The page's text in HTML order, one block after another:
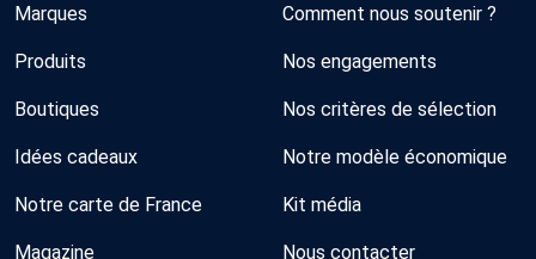
Marques
Produits
Boutiques
Idées cadeaux
Notre carte de France
Magazine
Comment nous soutenir ?
Nos engagements
Nos critères de sélection
Notre modèle économique
Kit média
Nous contacter